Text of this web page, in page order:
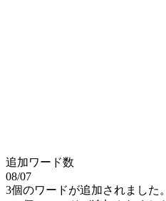
追加ワード数
08/07
3個のワードが追加されました。